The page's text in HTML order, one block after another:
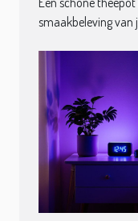
smaakbeleving van